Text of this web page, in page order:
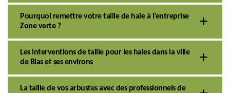
Pourquoi remettre votre taille de haie à l’entreprise
Zone verte ?
Les interventions de taille pour les haies dans la ville
de Bias et ses environs
La taille de vos arbustes avec des professionnels de